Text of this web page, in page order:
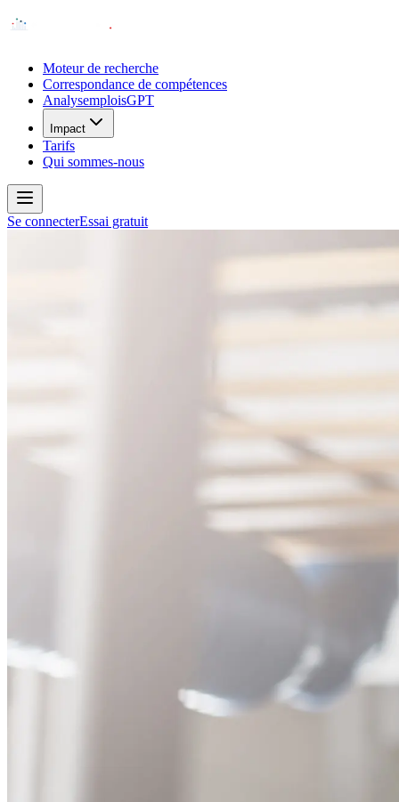
Moteur de recherche
Correspondance de compétences
AnalysemploisGPT
Impact
Tarifs
Qui sommes-nous
Se connecterEssai gratuit